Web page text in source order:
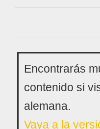
Encontrarás
contenido si
alemana.
Vaya a la